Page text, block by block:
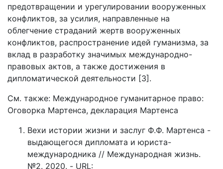
предотвращении и урегулировании вооруженных
конфликтов, за усилия, направленные на
облегчение страданий жертв вооруженных
конфликтов, распространение идей гуманизма, за
вклад в разработку значимых международно-
правовых актов, а также достижения в
дипломатической деятельности [3].
См. также: Международное гуманитарное право:
Оговорка Мартенса, декларация Мартенса
Вехи истории жизни и заслуг Ф.Ф. Мартенса -
выдающегося дипломата и юриста-
международника // Международная жизнь.
№2. 2020. - URL: